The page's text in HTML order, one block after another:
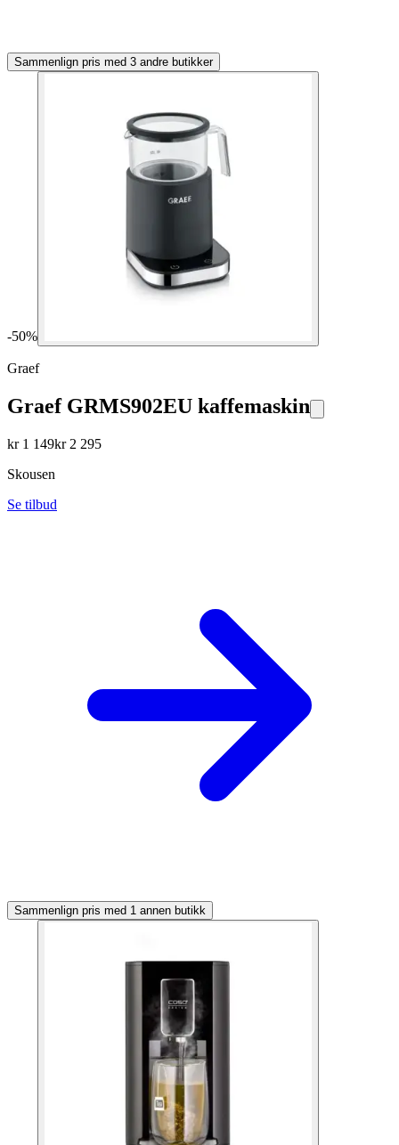
Sammenlign pris med 3 andre butikker
-50%
Graef
Graef GRMS902EU kaffemaskin
kr 1 149kr 2 295
Skousen
Se tilbud
Sammenlign pris med 1 annen butikk